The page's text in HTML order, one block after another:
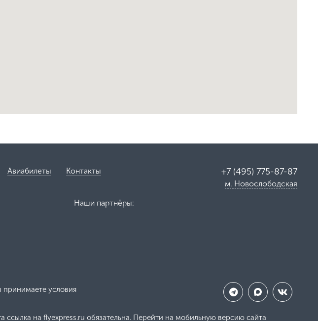
+7 (495) 775-87-87
м. Новослободская
Авиабилеты Контакты
Наши партнёры:
принимаете условия
на flyexpress.ru обязательна. Перейти на мобильную версию сайта